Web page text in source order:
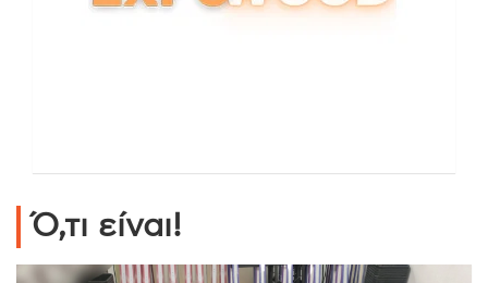
Ό,τι είναι!